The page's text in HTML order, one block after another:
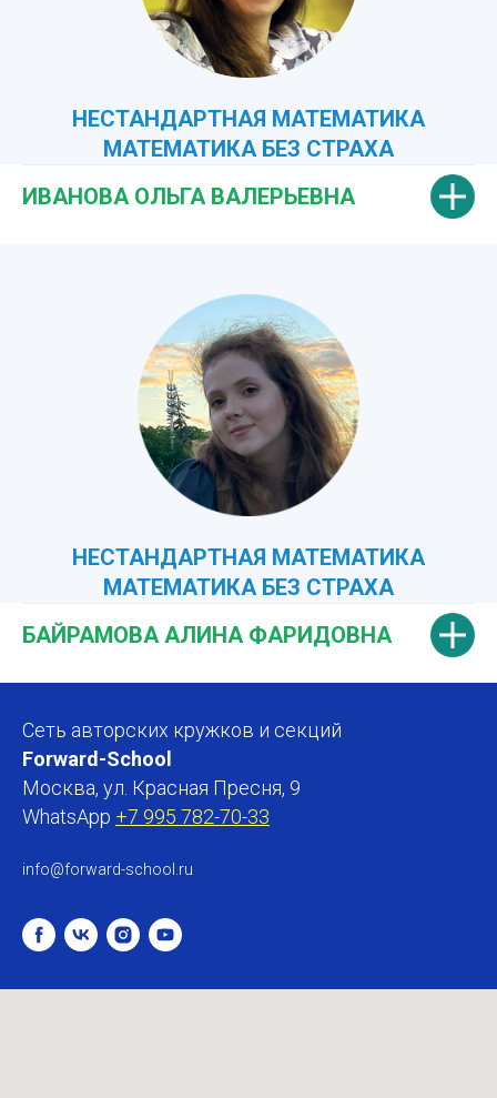
НЕСТАНДАРТНАЯ МАТЕМАТИКА
МАТЕМАТИКА БЕЗ СТРАХА
ИВАНОВА ОЛЬГА ВАЛЕРЬЕВНА
НЕСТАНДАРТНАЯ МАТЕМАТИКА
МАТЕМАТИКА БЕЗ СТРАХА
БАЙРАМОВА АЛИНА ФАРИДОВНА
Сеть авторских кружков и секций
Forward-School
Москва, ул. Красная Пресня, 9
WhatsApp +7 995 782-70-33
info@forward-school.ru